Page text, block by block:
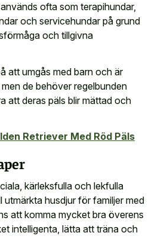
ofta som terapihundar,
och servicehundar på grund
och tillgivna
att umgås med barn och är
de behöver regelbunden
att deras päls blir mättad och
Retriever Med Röd Päls
kärleksfulla och lekfulla
utmärkta husdjur för familjer med
att komma mycket bra överens
intelligenta, lätta att träna och